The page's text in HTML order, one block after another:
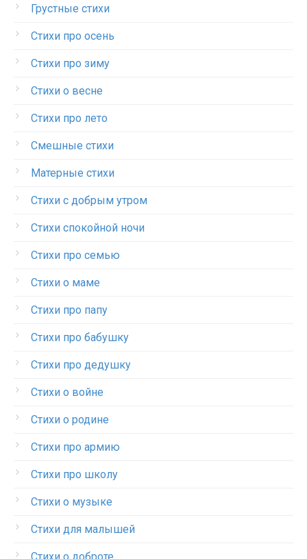
Грустные стихи
Стихи про осень
Стихи про зиму
Стихи о весне
Стихи про лето
Смешные стихи
Матерные стихи
Стихи с добрым утром
Стихи спокойной ночи
Стихи про семью
Стихи о маме
Стихи про папу
Стихи про бабушку
Стихи про дедушку
Стихи о войне
Стихи о родине
Стихи про армию
Стихи про школу
Стихи о музыке
Стихи для малышей